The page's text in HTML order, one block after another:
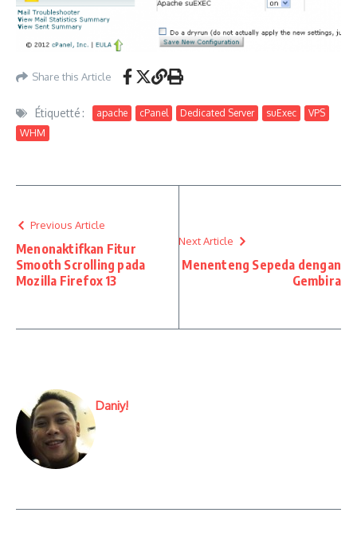
Share this Article
Étiquetté : apache cPanel Dedicated Server suExec
VPS
WHM
Previous Article
Menonaktifkan Fitur
Smooth Scrolling pada
Mozilla Firefox 13
Next Article
Menenteng Sepeda dengan
Gembira
Daniy!